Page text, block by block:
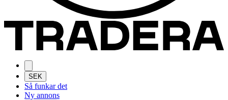
SEK
Så funkar det
Ny annons